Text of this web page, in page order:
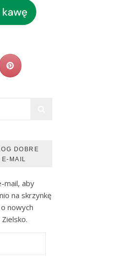
DOBRE
E-MAIL
mail, aby
na skrzynkę
nowych